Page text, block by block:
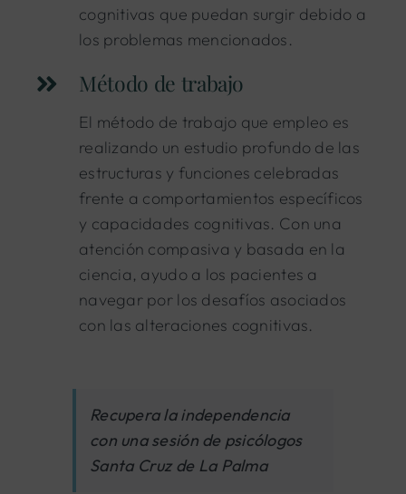
cognitivas que puedan surgir debido a
los problemas mencionados.
Método de trabajo
El método de trabajo que empleo es
realizando un estudio profundo de las
estructuras y funciones celebradas
frente a comportamientos específicos
y capacidades cognitivas. Con una
atención compasiva y basada en la
ciencia, ayudo a los pacientes a
navegar por los desafíos asociados
con las alteraciones cognitivas.
Recupera la independencia
con una sesión de psicólogos
Santa Cruz de La Palma